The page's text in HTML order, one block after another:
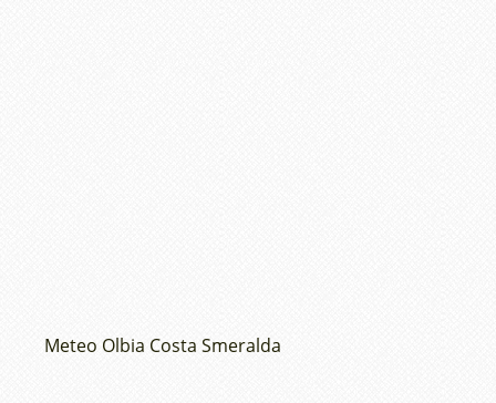
Meteo Olbia Costa Smeralda